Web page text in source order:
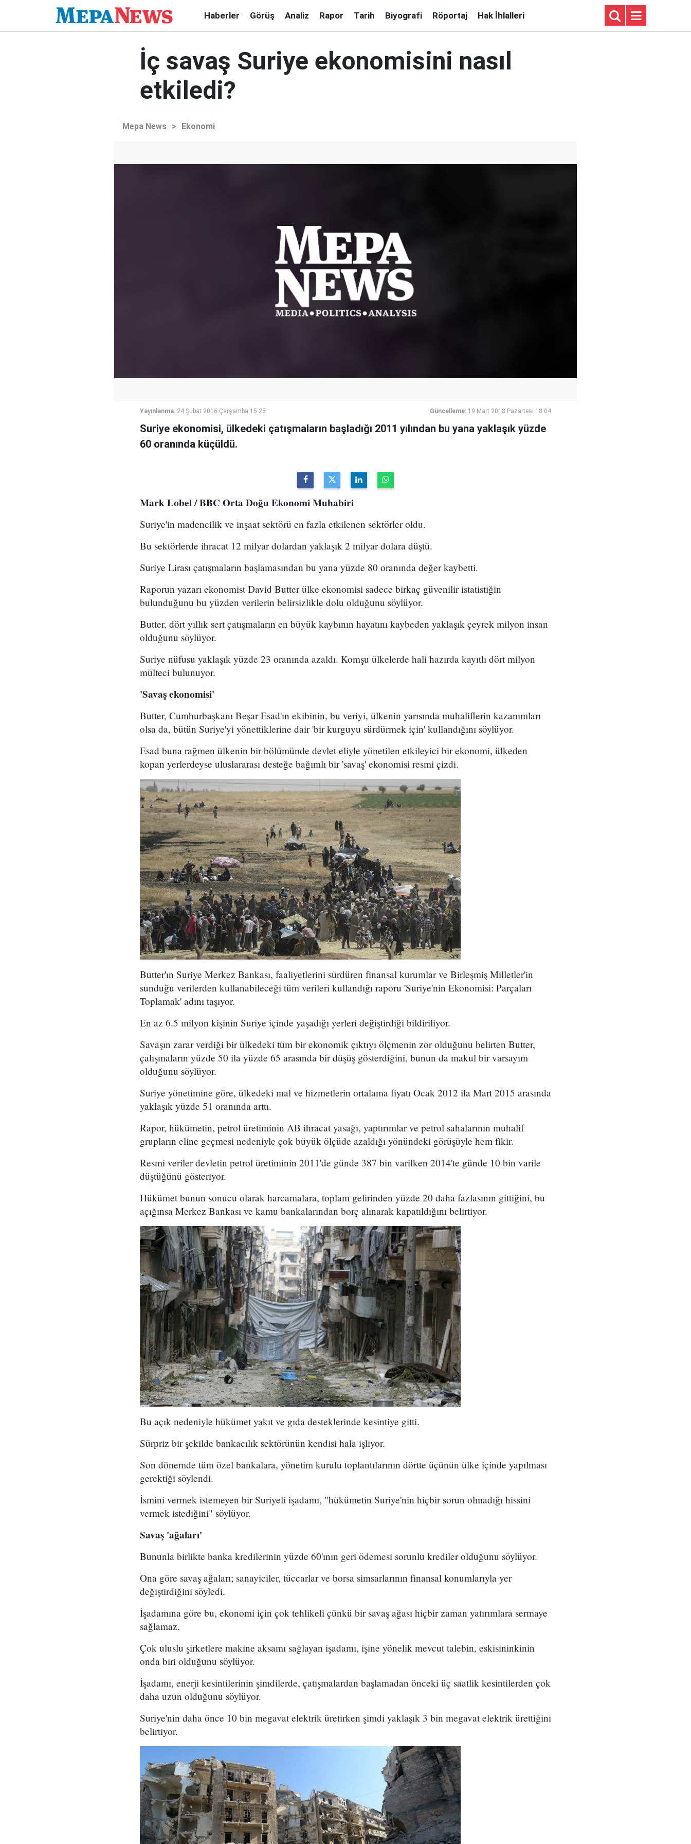
Haberler Görüş Analiz Rapor Tarih Biyografi Röportaj Hak İhlalleri
İç savaş Suriye ekonomisini nasıl
etkiledi?
Mepa News > Ekonomi
Yayınlanma: 24 Şubat 2016 Çarşamba 15:25 Güncelleme: 19 Mart 2018 Pazartesi 18:04
Suriye ekonomisi, ülkedeki çatışmaların başladığı 2011 yılından bu yana yaklaşık yüzde
60 oranında küçüldü.
Mark Lobel / BBC Orta Doğu Ekonomi Muhabiri
Suriye'in madencilik ve inşaat sektörü en fazla etkilenen sektörler oldu.
Bu sektörlerde ihracat 12 milyar dolardan yaklaşık 2 milyar dolara düştü.
Suriye Lirası çatışmaların başlamasından bu yana yüzde 80 oranında değer kaybetti.
Raporun yazarı ekonomist David Butter ülke ekonomisi sadece birkaç güvenilir istatistiğin
bulunduğunu bu yüzden verilerin belirsizlikle dolu olduğunu söylüyor.
Butter, dört yıllık sert çatışmaların en büyük kaybının hayatını kaybeden yaklaşık çeyrek milyon insan
olduğunu söylüyor.
Suriye nüfusu yaklaşık yüzde 23 oranında azaldı. Komşu ülkelerde hali hazırda kayıtlı dört milyon
mülteci bulunuyor.
'Savaş ekonomisi'
Butter, Cumhurbaşkanı Beşar Esad'ın ekibinin, bu veriyi, ülkenin yarısında muhaliflerin kazanımları
olsa da, bütün Suriye'yi yönettiklerine dair 'bir kurguyu sürdürmek için' kullandığını söylüyor.
Esad buna rağmen ülkenin bir bölümünde devlet eliyle yönetilen etkileyici bir ekonomi, ülkeden
kopan yerlerdeyse uluslararası desteğe bağımlı bir 'savaş' ekonomisi resmi çizdi.
Butter'ın Suriye Merkez Bankası, faaliyetlerini sürdüren finansal kurumlar ve Birleşmiş Milletler'in
sunduğu verilerden kullanabileceği tüm verileri kullandığı raporu 'Suriye'nin Ekonomisi: Parçaları
Toplamak' adını taşıyor.
En az 6.5 milyon kişinin Suriye içinde yaşadığı yerleri değiştirdiği bildiriliyor.
Savaşın zarar verdiği bir ülkedeki tüm bir ekonomik çıktıyı ölçmenin zor olduğunu belirten Butter,
çalışmaların yüzde 50 ila yüzde 65 arasında bir düşüş gösterdiğini, bunun da makul bir varsayım
olduğunu söylüyor.
Suriye yönetimine göre, ülkedeki mal ve hizmetlerin ortalama fiyatı Ocak 2012 ila Mart 2015 arasında
yaklaşık yüzde 51 oranında arttı.
Rapor, hükümetin, petrol üretiminin AB ihracat yasağı, yaptırımlar ve petrol sahalarının muhalif
grupların eline geçmesi nedeniyle çok büyük ölçüde azaldığı yönündeki görüşüyle hem fikir.
Resmi veriler devletin petrol üretiminin 2011'de günde 387 bin varilken 2014'te günde 10 bin varile
düştüğünü gösteriyor.
Hükümet bunun sonucu olarak harcamalara, toplam gelirinden yüzde 20 daha fazlasının gittiğini, bu
açığınsa Merkez Bankası ve kamu bankalarından borç alınarak kapatıldığını belirtiyor.
Bu açık nedeniyle hükümet yakıt ve gıda desteklerinde kesintiye gitti.
Sürpriz bir şekilde bankacılık sektörünün kendisi hala işliyor.
Son dönemde tüm özel bankalara, yönetim kurulu toplantılarının dörtte üçünün ülke içinde yapılması
gerektiği söylendi.
İsmini vermek istemeyen bir Suriyeli işadamı, "hükümetin Suriye'nin hiçbir sorun olmadığı hissini
vermek istediğini" söylüyor.
Savaş 'ağaları'
Bununla birlikte banka kredilerinin yüzde 60'ının geri ödemesi sorunlu krediler olduğunu söylüyor.
Ona göre savaş ağaları; sanayiciler, tüccarlar ve borsa simsarlarının finansal konumlarıyla yer
değiştirdiğini söyledi.
İşadamına göre bu, ekonomi için çok tehlikeli çünkü bir savaş ağası hiçbir zaman yatırımlara sermaye
sağlamaz.
Çok uluslu şirketlere makine aksamı sağlayan işadamı, işine yönelik mevcut talebin, eskisininkinin
onda biri olduğunu söylüyor.
İşadamı, enerji kesintilerinin şimdilerde, çatışmalardan başlamadan önceki üç saatlik kesintilerden çok
daha uzun olduğunu söylüyor.
Suriye'nin daha önce 10 bin megavat elektrik üretirken şimdi yaklaşık 3 bin megavat elektrik ürettiğini
belirtiyor.